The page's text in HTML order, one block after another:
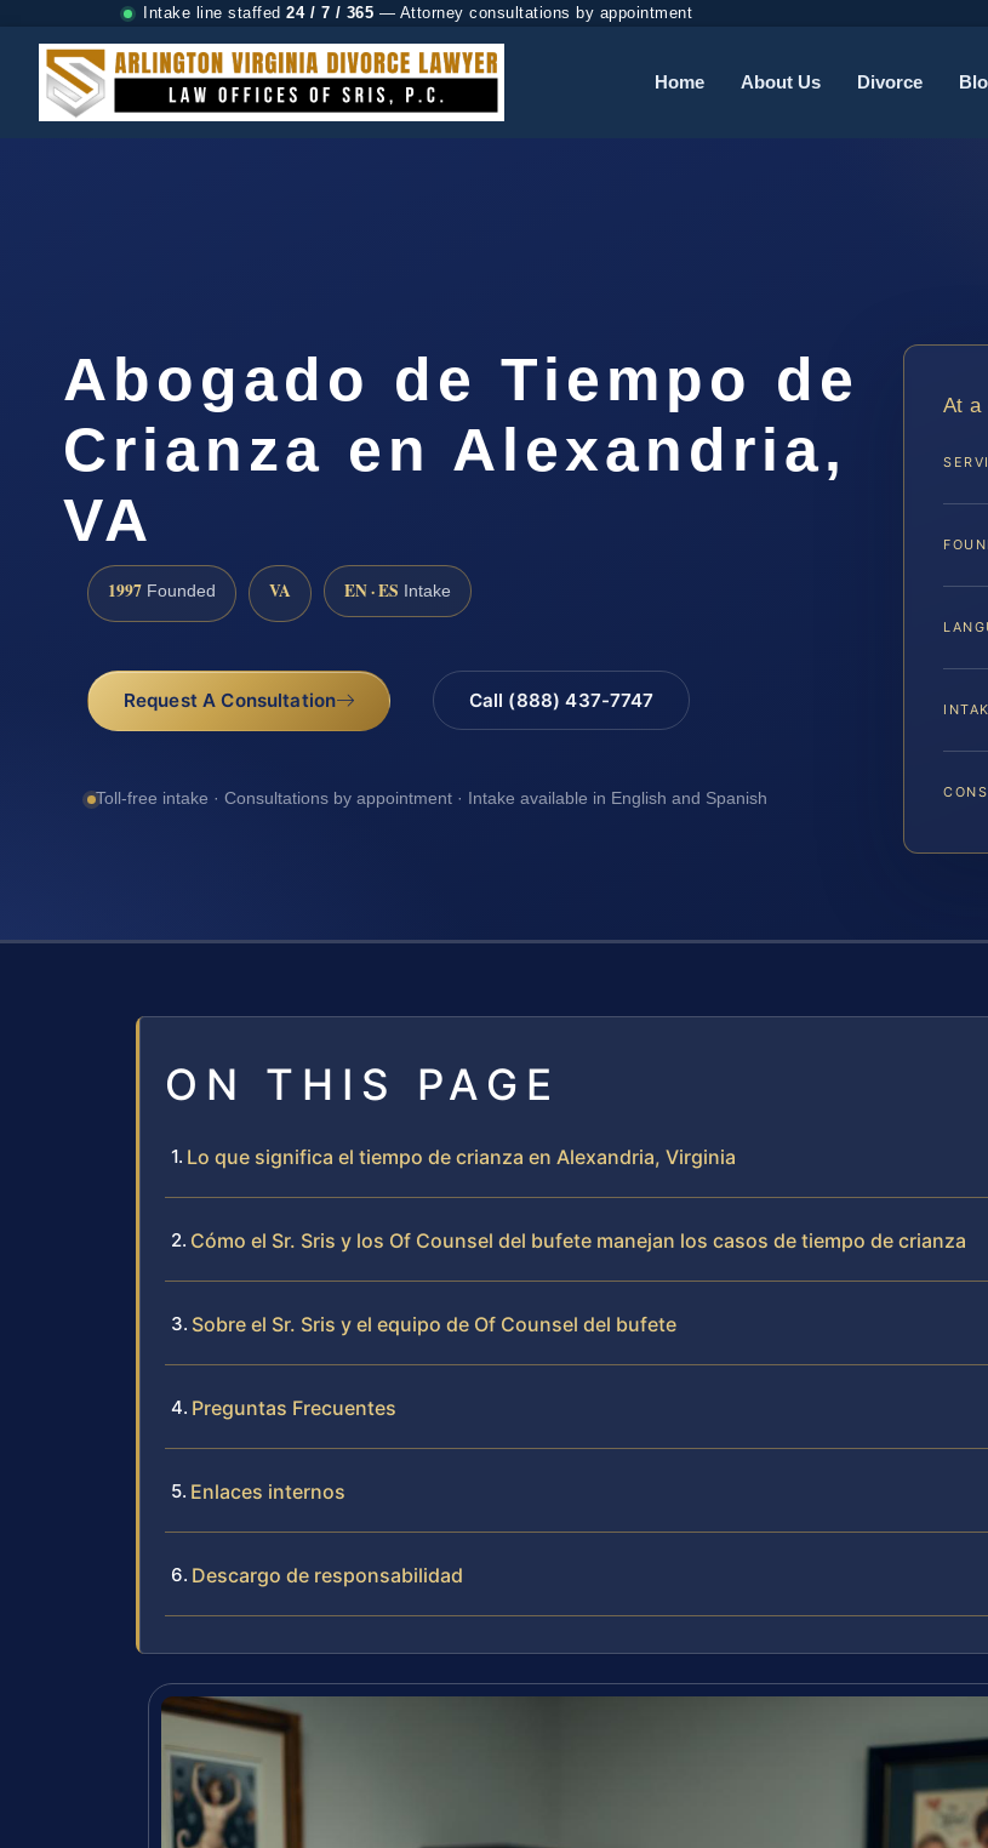
Intake line staffed 24 / 7 / 365 — Attorney consultations by appointment
Home About Us Divorce
Abogado de Tiempo de
Crianza en Alexandria,
VA
1997 Founded VA EN · ES Intake
Request A Consultation Call (888) 437-7747
Toll-free intake · Consultations by appointment · Intake available in English and Spanish
At a
ON THIS PAGE
Lo que significa el tiempo de crianza en Alexandria, Virginia
Cómo el Sr. Sris y los Of Counsel del bufete manejan los casos de tiempo de crianza
Sobre el Sr. Sris y el equipo de Of Counsel del bufete
Preguntas Frecuentes
Enlaces internos
Descargo de responsabilidad